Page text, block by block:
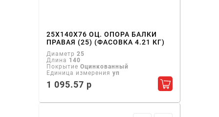
25Х140Х76 ОЦ. ОПОРА БАЛКИ
ПРАВАЯ (25) (ФАСОВКА 4.21 КГ)
Диаметр 25
Длина 140
Покрытие Оцинкованный
Единица измерения уп
1 095.57 р Добавить в